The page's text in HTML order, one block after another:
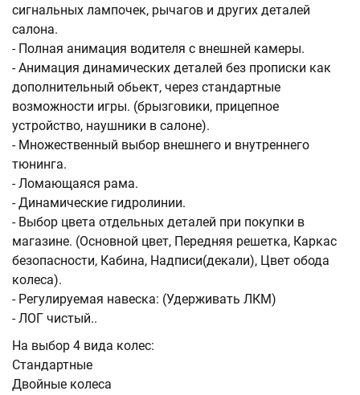
сигнальных лампочек, рычагов и других деталей
салона.
- Полная анимация водителя с внешней камеры.
- Анимация динамических деталей без прописки как
дополнительный обьект, через стандартные
возможности игры. (брызговики, прицепное
устройство, наушники в салоне).
- Множественный выбор внешнего и внутреннего
тюнинга.
- Ломающаяся рама.
- Динамические гидролинии.
- Выбор цвета отдельных деталей при покупки в
магазине. (Основной цвет, Передняя решетка, Каркас
безопасности, Кабина, Надписи(декали), Цвет обода
колеса).
- Регулируемая навеска: (Удерживать ЛКМ)
- ЛОГ чистый..
На выбор 4 вида колес:
Стандартные
Двойные колеса